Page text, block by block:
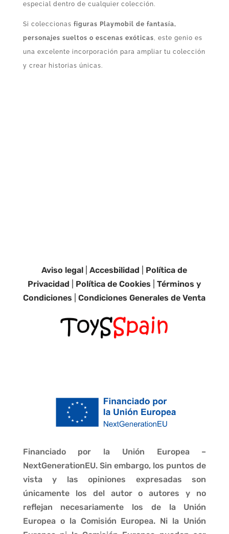
especial dentro de cualquier colección.
Si coleccionas figuras Playmobil de fantasía,
personajes sueltos o escenas exóticas, este genio es
una excelente incorporación para ampliar tu colección
y crear historias únicas.
Aviso legal |Accesbilidad
Política de
Privacidad
Política de Cookies |Términos y
Condiciones |Condiciones Generales de Venta
Financiado por la Unión Europea –
NextGenerationEU. Sin embargo, los puntos de
vista y las opiniones expresadas son
únicamente los del autor o autores y no
reflejan necesariamente los de la Unión
Europea o la Comisión Europea. Ni la Unión